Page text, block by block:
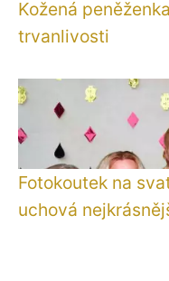
Kožená
trvanlivosti
Fotokoutek na
uchová